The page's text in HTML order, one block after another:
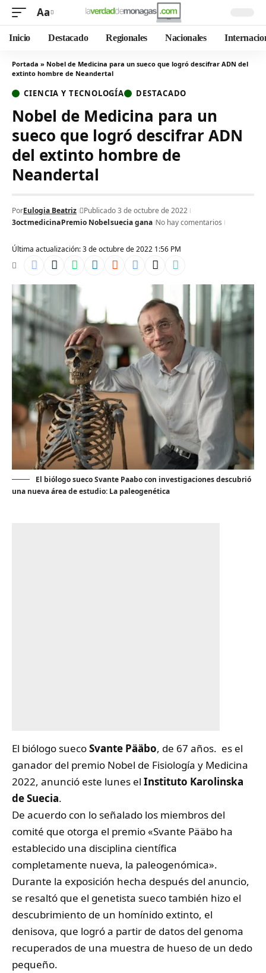
Aa
Inicio Destacado Regionales Nacionales
Portada » Nobel de Medicina para un sueco que logró descifrar ADN del
extinto hombre de Neandertal
CIENCIA Y TECNOLOGÍA DESTACADO
Nobel de Medicina para un
sueco que logró descifrar ADN
del extinto hombre de
Neandertal
Última actualización: 3 de octubre de 2022 1:56 PM
PorEulogia Beatriz
Publicado 3 de octubre de 2022
3octmedicinaPremio Nobelsuecia gana No hay comentarios
El biólogo sueco Svante Paabo con investigaciones descubrió
una nueva área de estudio: La paleogenética
El biólogo suecoSvante Pääbo, de 67 años. es el
ganador del premio Nobel de Fisiología y Medicina
2022, anunció este lunes el Instituto Karolinska
de Suecia.
De acuerdo con lo señalado los miembros del
comité que otorga el premio «Svante Pääbo ha
establecido una disciplina científica
completamente nueva, la paleogenómica».
Durante la exposición hecha después del anuncio,
se resaltó que el genetista sueco también hizo el
descubrimiento de un homínido extinto, el
denisova, que logró a partir de datos del genoma
recuperados de una muestra de hueso de un dedo
pequeño.